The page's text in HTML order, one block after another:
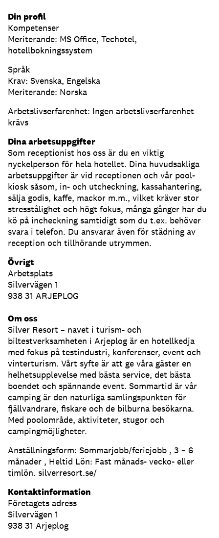
Din profil
Kompetenser
Meriterande: MS Office, Techotel,
hotellbokningssystem
Språk
Krav: Svenska, Engelska
Meriterande: Norska
Arbetslivserfarenhet: Ingen arbetslivserfarenhet
krävs
Dina arbetsuppgifter
Som receptionist hos oss är du en viktig
nyckelperson för hela hotellet. Dina huvudsakliga
arbetsuppgifter är vid receptionen och vår pool-
kiosk såsom, in- och utcheckning, kassahantering,
sälja godis, kaffe, mackor m.m., vilket kräver stor
stresstålighet och högt fokus, många gånger har du
kö på incheckning samtidigt som du t.ex. behöver
svara i telefon. Du ansvarar även för städning av
reception och tillhörande utrymmen.
Övrigt
Arbetsplats
Silvervägen 1
938 31 ARJEPLOG
Om oss
Silver Resort – navet i turism- och
biltestverksamheten i Arjeplog är en hotellkedja
med fokus på testindustri, konferenser, event och
vinterturism. Vårt syfte är att ge våra gäster en
helhetsupplevelse med bästa service, det bästa
boendet och spännande event. Sommartid är vår
camping är den naturliga samlingspunkten för
fjällvandrare, fiskare och de bilburna besökarna.
Med poolområde, aktiviteter, stugor och
campingmöjligheter.
Anställningsform: Sommarjobb/feriejobb , 3 – 6
månader , Heltid Lön: Fast månads- vecko- eller
timlön. silverresort.se/
Kontaktinformation
Företagets adress
Silvervägen 1
938 31 Arjeplog